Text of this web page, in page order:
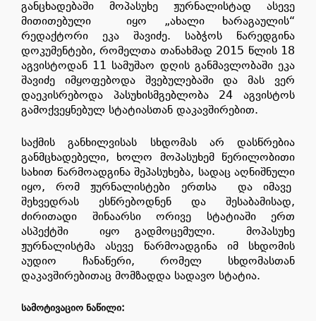
განცხადებაში მოპასუხე ჟურნალისტად ასევე
მითითებული იყო „ახალი ხარაგაულის“
რედაქტორი ეკა შავიძე. საბჭოს წარედგინა
დოკუმენტები, რომელთა თანახმად 2015 წლის 18
აგვისტოდან 11 სამუშაო დღის განმავლობაში ეკა
შავიძე იმყოფებოდა შვებულებაში და მას ვერ
დაეკისრებოდა პასუხისმგებლობა 24 აგვისტოს
გამოქვეყნებულ სტატიასთან დაკავშირებით.
საქმის განხილვისას სხდომას არ დასწრებია
განმცხადებელი, ხოლო მოპასუხემ წერილობითი
სახით წარმოადგინა შეპასუხება, სადაც აღნიშნული
იყო, რომ ჟურნალისტები ერთსა და იმავე
შეხვედრას ესწრებოდნენ და შესაბამისად,
ძირითადი შინაარსი ორივე სტატიაში ერთ
ასპექტში იყო გადმოცემული. მოპასუხე
ჟურნალისტმა ასევე წარმოადგინა იმ სხდომის
აუდიო ჩანაწერი, რომელ სხდომასთან
დაკავშირებითაც მომზადდა სადავო სტატია.
ᲡᲐᲛᲝᲢᲘᲕᲐᲪᲘᲝ ᲜᲐᲬᲘᲚᲘ: